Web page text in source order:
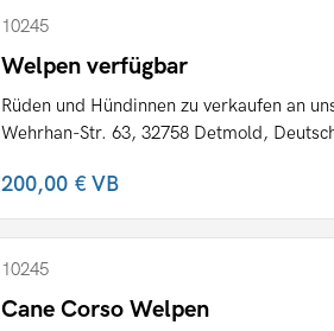
10245
Welpen verfügbar
Rüden und Hündinnen zu verkaufen an
Wehrhan-Str. 63, 32758 Detmold,
200,00 €VB
10245
Cane Corso Welpen